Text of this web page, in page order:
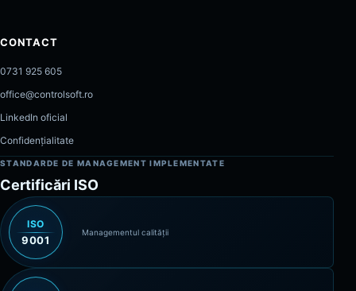
CONTACT
0731 925 605
office@controlsoft.ro
LinkedIn oficial
Confidențialitate
STANDARDE DE MANAGEMENT IMPLEMENTATE
Certificări ISO
ISO
9001
Managementul calității